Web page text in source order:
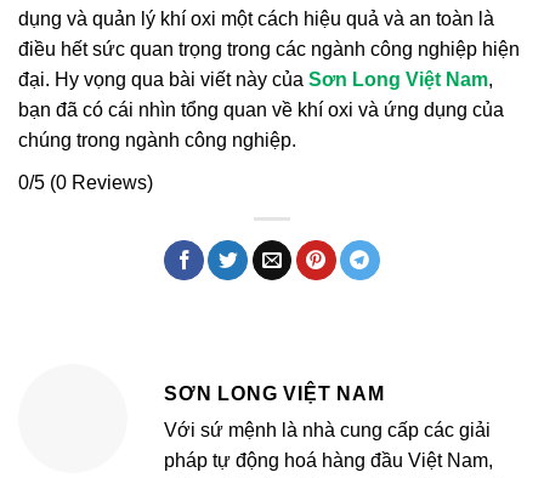
dụng và quản lý khí oxi một cách hiệu quả và an toàn là
điều hết sức quan trọng trong các ngành công nghiệp hiện
đại. Hy vọng qua bài viết này của Sơn Long Việt Nam,
bạn đã có cái nhìn tổng quan về khí oxi và ứng dụng của
chúng trong ngành công nghiệp.
0/5 (0 Reviews)
SƠN LONG VIỆT NAM
Với sứ mệnh là nhà cung cấp các giải
pháp tự động hoá hàng đầu Việt Nam,